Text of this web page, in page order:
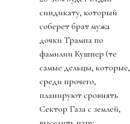
синдикату, который
соберет брат мужа
дочки Трампа по
фамилии Кушнер (те
самые дельцы, которые,
среди прочего,
планируют сровнять
Сектор Газа с землей,